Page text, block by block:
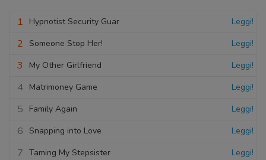
1 Hypnotist Security Guar Leggi!
2 Someone Stop Her! Leggi!
3 My Other Girlfriend Leggi!
4 Matrimoney Game Leggi!
5 Family Again Leggi!
6 Snapping into Love Leggi!
7 Taming My Stepsister Leggi!